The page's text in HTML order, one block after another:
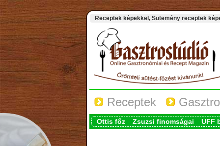
Receptek képekkel, Sütemény receptek
Receptek
Ottis főz Zsuzsi finomságai UFF